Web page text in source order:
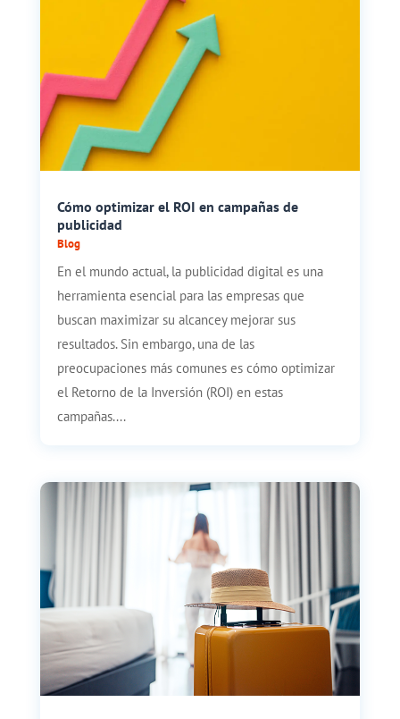
Cómo optimizar el ROI en campañas de
publicidad
Blog
En el mundo actual, la publicidad digital es una
herramienta esencial para las empresas que
buscan maximizar su alcancey mejorar sus
resultados. Sin embargo, una de las
preocupaciones más comunes es cómo optimizar
el Retorno de la Inversión (ROI) en estas
campañas....